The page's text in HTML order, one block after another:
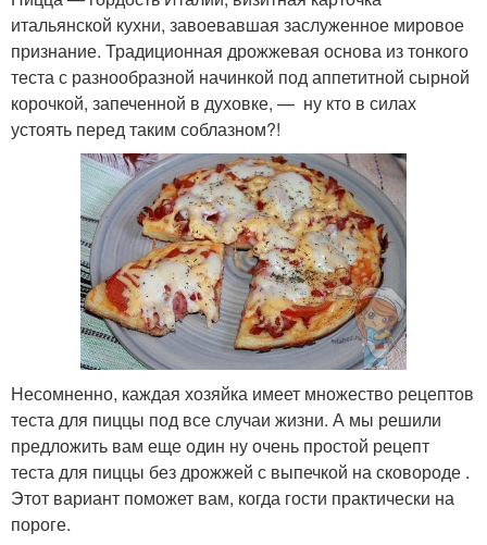
итальянской кухни, завоевавшая заслуженное мировое
признание. Традиционная дрожжевая основа из тонкого
теста с разнообразной начинкой под аппетитной сырной
корочкой, запеченной в духовке, — ну кто в силах
устоять перед таким соблазном?!
Несомненно, каждая хозяйка имеет множество рецептов
теста для пиццы под все случаи жизни. А мы решили
предложить вам еще один ну очень простой рецепт
теста для пиццы без дрожжей с выпечкой на сковороде .
Этот вариант поможет вам, когда гости практически на
пороге.